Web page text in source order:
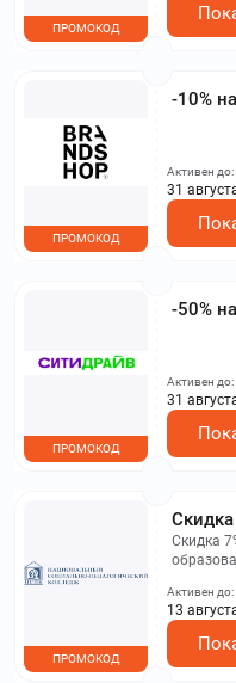
ПРОМОКОД
-10%
ПРОМОКОД
Активен до:
31
-50%
ПРОМОКОД
Активен до:
31
Скидка
на сайте.
ПРОМОКОД
Активен до:
13